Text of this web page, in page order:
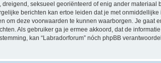
seksueel georiënteerd of enig ander
berichten kan ertoe leiden dat je met
deze voorwaarden te kunnen waarborgen. Je gaat
Als gebruiker ga je ermee akkoord, dat de
kan “Labradorforum” nóch phpBB